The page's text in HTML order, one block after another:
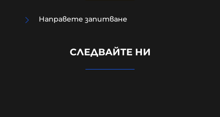
център за наблюдение на данни
Направете запитване
СЛЕДВАЙТЕ НИ